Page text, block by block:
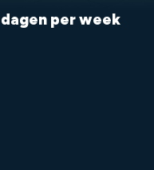
per week